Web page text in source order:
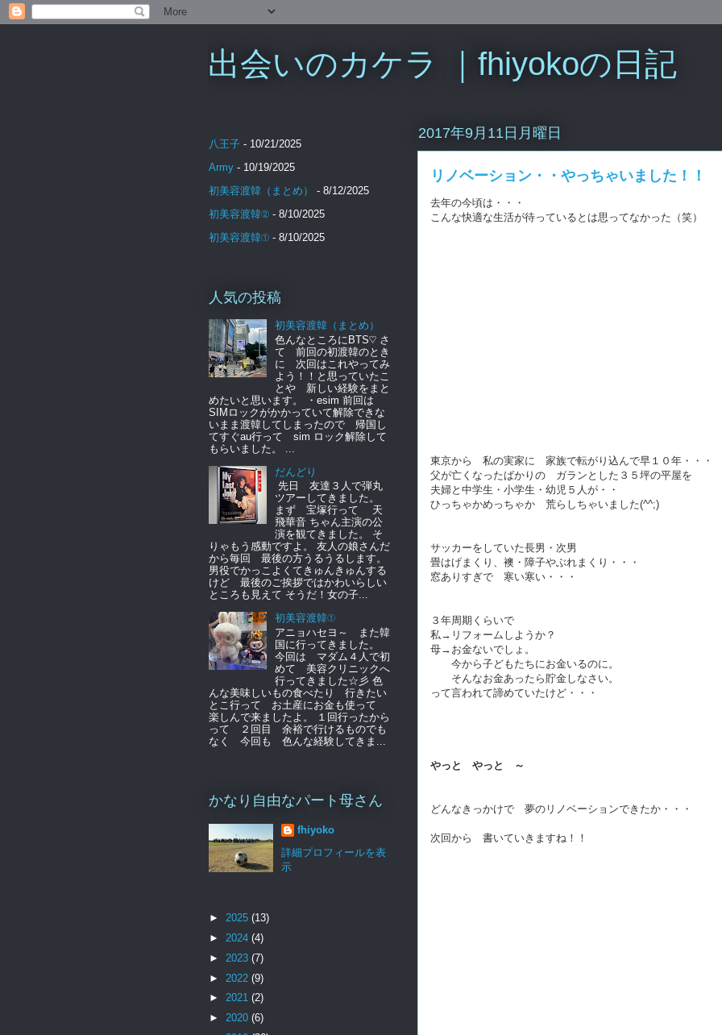
出会いのカケラ ｜fhiyokoの日記
2017年9月11日月曜日
リノベーション・・やっちゃいました！！
去年の今頃は・・・
こんな快適な生活が待っているとは思ってなかった（笑）
東京から 私の実家に 家族で転がり込んで早１０年・・・
父が亡くなったばかりの ガランとした３５坪の平屋を
夫婦と中学生・小学生・幼児５人が・・
ひっちゃかめっちゃか 荒らしちゃいました(^^;)
サッカーをしていた長男・次男
畳はげまくり、襖・障子やぶれまくり・・・
窓ありすぎで 寒い寒い・・・
３年周期くらいで
私→リフォームしようか？
母→お金ないでしょ。
今から子どもたちにお金いるのに。
そんなお金あったら貯金しなさい。
って言われて諦めていたけど・・・
やっと やっと ～
どんなきっかけで 夢のリノベーションできたか・・・
次回から 書いていきますね！！
八王子 - 10/21/2025
Army - 10/19/2025
初美容渡韓（まとめ）
- 8/12/2025
初美容渡韓② - 8/10/2025
初美容渡韓① - 8/10/2025
人気の投稿
初美容渡韓（まとめ）
色んなところにBTS♡ さ
て 前回の初渡韓のとき
に 次回はこれやってみ
よう！！と思っていたこ
とや 新しい経験をまと
めたいと思います。 ・esim 前回は
SIMロックがかかっていて解除できな
いまま渡韓してしまったので 帰国し
てすぐau行って sim ロック解除して
もらいました。 ...
だんどり
先日 友達３人で弾丸
ツアーしてきました。
まず 宝塚行って 天
飛華音 ちゃん主演の公
演を観てきました。 そ
りゃもう感動ですよ。 友人の娘さんだ
から毎回 最後の方うるうるします。
男役でかっこよくてきゅんきゅんする
けど 最後のご挨拶ではかわいらしい
ところも見えて そうだ！女の子...
初美容渡韓①
アニョハセヨ～ また韓
国に行ってきました。
今回は マダム４人で初
めて 美容クリニックへ
行ってきました☆彡 色
んな美味しいもの食べたり 行きたい
とこ行って お土産にお金も使って
楽しんで来ましたよ。 １回行ったから
って ２回目 余裕で行けるものでも
なく 今回も 色んな経験してきま...
かなり自由なパート母さん
fhiyoko
詳細プロフィールを表
示
► 2025 (13)
► 2024 (4)
► 2023 (7)
► 2022 (9)
► 2021 (2)
► 2020 (6)